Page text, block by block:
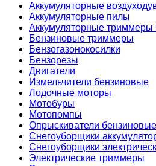
Аккумуляторные
Аккумуляторные пилы
Аккумуляторные триммеры
Бензиновые триммеры
Бензогазонокосилки
Бензорезы
Двигатели
Измельчители бензиновые
Лодочные моторы
Мотобуры
Мотопомпы
Опрыскиватели бензиновые
Снегоуборщики
Снегоуборщики
Электрические триммеры